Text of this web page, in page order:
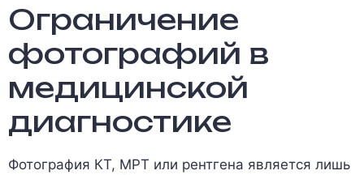
Ограничение
фотографий в
медицинской
диагностике
Фотография КТ, МРТ или рентгена является лишь